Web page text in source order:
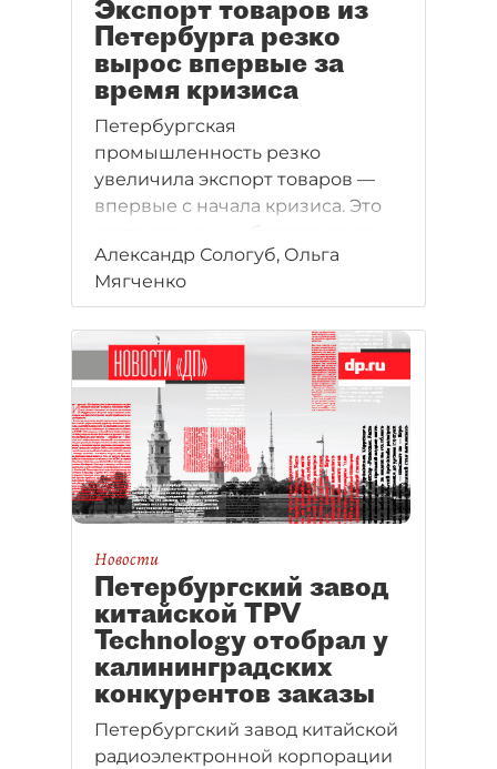
Экспорт товаров из
Петербурга резко
вырос впервые за
время кризиса
Петербургская
промышленность резко
увеличила экспорт товаров —
впервые с начала кризиса. Это
что промышленники наконец
удовлетворили отечественный
спрос и модернизировали свои
мощности для выпуска
продукции,
конкурентоспособной
за рубежом.
Александр Сологуб, Ольга
Мягченко
Новости
Петербургский завод
китайской TPV
Technology отобрал у
калининградских
конкурентов заказы
Петербургский завод китайской
радиоэлектронной корпорации